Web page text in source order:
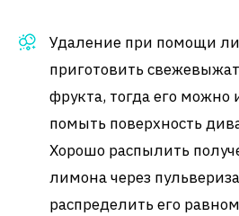
Удаление при помощи
приготовить
фрукта, тогда его можно
помыть поверхность
Хорошо распылить
лимона через
распределить его